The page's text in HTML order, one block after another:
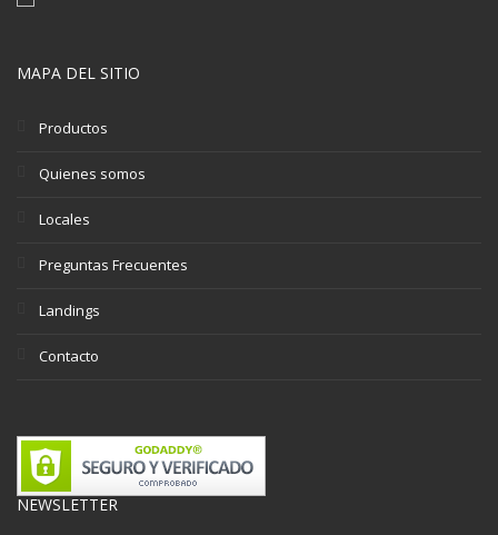
MAPA DEL SITIO
Productos
Quienes somos
Locales
Preguntas Frecuentes
Landings
Contacto
NEWSLETTER